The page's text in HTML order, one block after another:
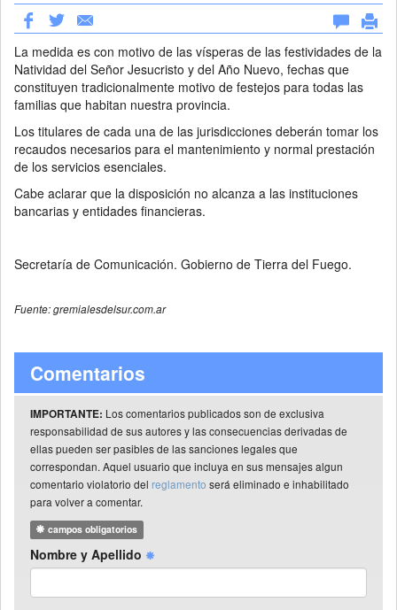
La medida es con motivo de las vísperas de las festividades de la
Natividad del Señor Jesucristo y del Año Nuevo, fechas que
constituyen tradicionalmente motivo de festejos para todas las
familias que habitan nuestra provincia.
Los titulares de cada una de las jurisdicciones deberán tomar los
recaudos necesarios para el mantenimiento y normal prestación
de los servicios esenciales.
Cabe aclarar que la disposición no alcanza a las instituciones
bancarias y entidades financieras.
Secretaría de Comunicación. Gobierno de Tierra del Fuego.
Fuente: gremialesdelsur.com.ar
Comentarios
IMPORTANTE: Los comentarios publicados son de exclusiva
responsabilidad de sus autores y las consecuencias derivadas de
ellas pueden ser pasibles de las sanciones legales que
correspondan. Aquel usuario que incluya en sus mensajes algun
comentario violatorio del reglamento será eliminado e inhabilitado
para volver a comentar.
campos obligatorios
Nombre y Apellido